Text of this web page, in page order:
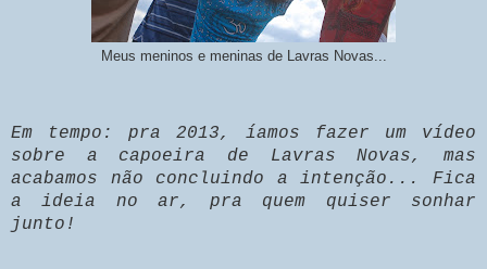
Meus meninos e meninas de Lavras Novas...
Em tempo: pra 2013, íamos fazer um vídeo
sobre a capoeira de Lavras Novas, mas
acabamos não concluindo a intenção... Fica
a ideia no ar, pra quem quiser sonhar
junto!